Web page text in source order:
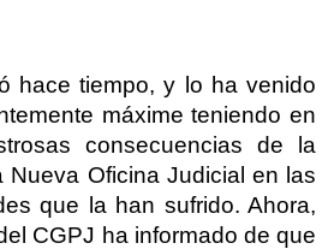
hace tiempo, y lo ha venido
máxime teniendo en
consecuencias de la
Nueva Oficina Judicial en las
que la han sufrido. Ahora,
CGPJ ha informado de que